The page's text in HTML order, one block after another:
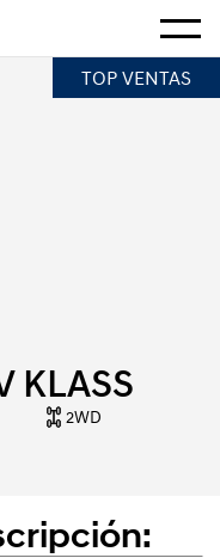
TOP VENTAS
KLASS
2WD